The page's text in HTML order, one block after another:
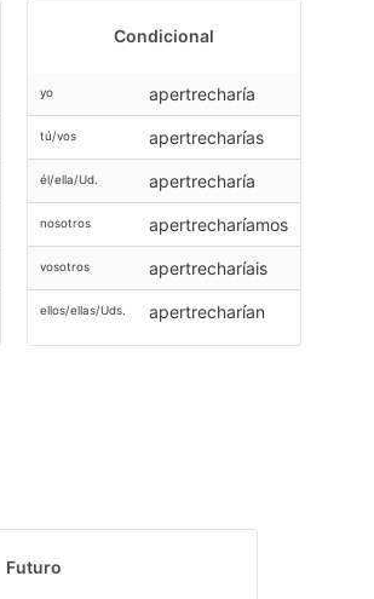
Condicional
yo apertrecharía
tú/vos apertrecharías
él/ella/Ud. apertrecharía
nosotros apertrecharíamos
vosotros apertrecharíais
ellos/ellas/Uds. apertrecharían
Futuro